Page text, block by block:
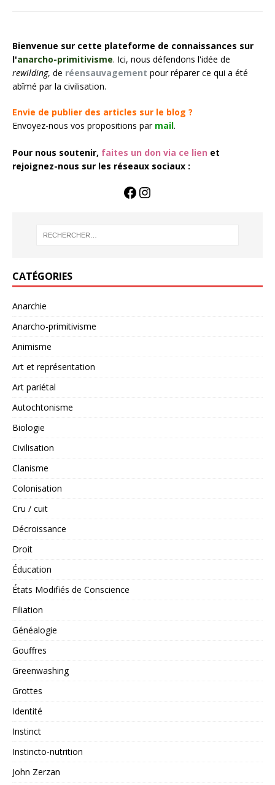
Bienvenue sur cette plateforme de connaissances sur
l'anarcho-primitivisme. Ici, nous défendons l'idée de
rewilding, de réensauvagement pour réparer ce qui a été
abîmé par la civilisation.
Envie de publier des articles sur le blog ?
Envoyez-nous vos propositions par mail.
Pour nous soutenir, faites un don via ce lien et
rejoignez-nous sur les réseaux sociaux :
CATÉGORIES
Anarchie
Anarcho-primitivisme
Animisme
Art et représentation
Art pariétal
Autochtonisme
Biologie
Civilisation
Clanisme
Colonisation
Cru / cuit
Décroissance
Droit
Éducation
États Modifiés de Conscience
Filiation
Généalogie
Gouffres
Greenwashing
Grottes
Identité
Instinct
Instincto-nutrition
John Zerzan